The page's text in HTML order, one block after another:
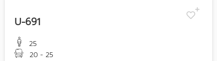
U-691
25
20 - 25